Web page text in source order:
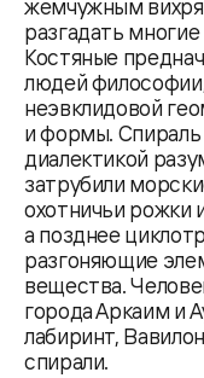
жемчужным
разгадать
Костяные
людей
неэвклидовой
и формы. Спираль
диалектикой
затрубили
охотничьи рожки
а позднее
разгоняющие
вещества.
города Аркаим и
лабиринт,
спирали.